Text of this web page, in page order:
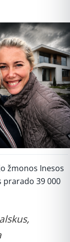
žmonos Inesos
prarado 39 000